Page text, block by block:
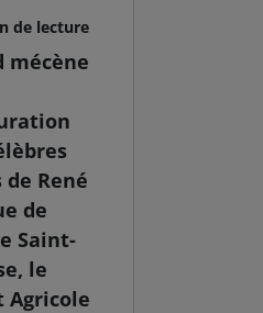
de lecture
mécène
de René
de
Saint-
le
Agricole